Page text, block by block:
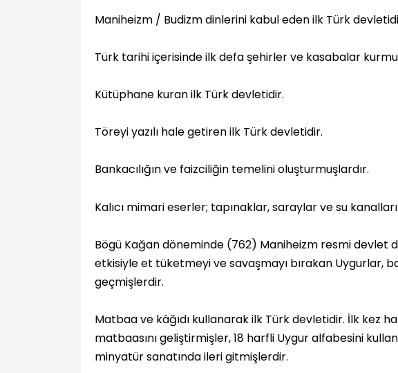
Maniheizm / Budizm dinlerini kabul eden ilk Türk
Türk tarihi içerisinde ilk defa şehirler ve kasabalar
Kütüphane kuran ilk Türk devletidir.
Töreyi yazılı hale getiren ilk Türk devletidir.
Bankacılığın ve faizciliğin temelini oluşturmuşlardır.
Kalıcı mimari eserler; tapınaklar, saraylar ve su
Bögü Kağan döneminde (762) Maniheizm resmi devlet
etkisiyle et tüketmeyi ve savaşmayı bırakan Uygurlar,
geçmişlerdir.
Matbaa ve kâğıdı kullanarak ilk Türk devletidir. İlk kez
matbaasını geliştirmişler, 18 harfli Uygur alfabesini
minyatür sanatında ileri gitmişlerdir.